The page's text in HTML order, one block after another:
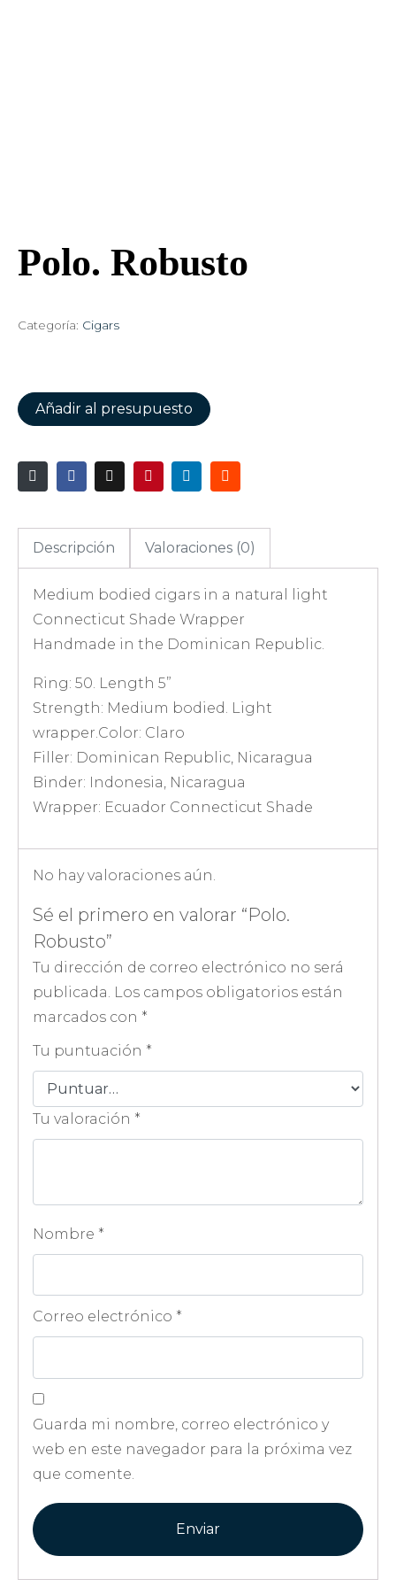
Polo. Robusto
Categoría: Cigars
Añadir al presupuesto
Descripción Valoraciones (0)
Medium bodied cigars in a natural light
Connecticut Shade Wrapper
Handmade in the Dominican Republic.
Ring: 50. Length 5”
Strength: Medium bodied. Light
wrapper.Color: Claro
Filler: Dominican Republic, Nicaragua
Binder: Indonesia, Nicaragua
Wrapper: Ecuador Connecticut Shade
No hay valoraciones aún.
Sé el primero en valorar “Polo.
Robusto”
Tu dirección de correo electrónico no será
publicada. Los campos obligatorios están
marcados con *
Tu puntuación *
Tu valoración *
Nombre *
Correo electrónico *
Guarda mi nombre, correo electrónico y
web en este navegador para la próxima vez
que comente.